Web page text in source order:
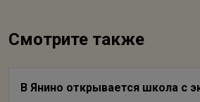
Смотрите также
В Янино открывается школа с